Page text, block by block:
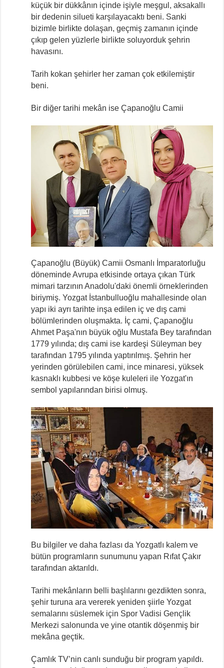
küçük bir dükkânın içinde işiyle meşgul, aksakallı
bir dedenin silueti karşılayacaktı beni. Sanki
bizimle birlikte dolaşan, geçmiş zamanın içinde
çıkıp gelen yüzlerle birlikte soluyorduk şehrin
havasını.
Tarih kokan şehirler her zaman çok etkilemiştir
beni.
Bir diğer tarihi mekân ise Çapanoğlu Camii
Çapanoğlu (Büyük) Camii Osmanlı İmparatorluğu
döneminde Avrupa etkisinde ortaya çıkan Türk
mimari tarzının Anadolu'daki önemli örneklerinden
biriymiş. Yozgat İstanbulluoğlu mahallesinde olan
yapı iki ayrı tarihte inşa edilen iç ve dış cami
bölümlerinden oluşmakta. İç cami, Çapanoğlu
Ahmet Paşa'nın büyük oğlu Mustafa Bey tarafından
1779 yılında; dış cami ise kardeşi Süleyman bey
tarafından 1795 yılında yaptırılmış. Şehrin her
yerinden görülebilen cami, ince minaresi, yüksek
kasnaklı kubbesi ve köşe kuleleri ile Yozgat'ın
sembol yapılarından birisi olmuş.
Bu bilgiler ve daha fazlası da Yozgatlı kalem ve
bütün programların sunumunu yapan Rıfat Çakır
tarafından aktarıldı.
Tarihi mekânların belli başlılarını gezdikten sonra,
şehir turuna ara vererek yeniden şiirle Yozgat
semalarını süslemek için Spor Vadisi Gençlik
Merkezi salonunda ve yine otantik döşenmiş bir
mekâna geçtik.
Çamlık TV’nin canlı sunduğu bir program yapıldı.